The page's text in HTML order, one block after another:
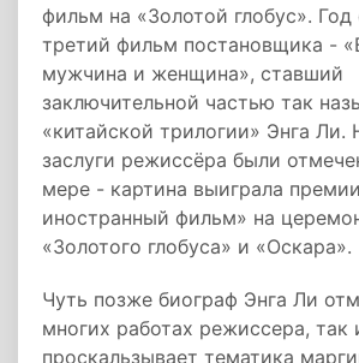
фильм на «Золотой глобус».
третий фильм постановщика -
мужчина и женщина», ставший
заключительной частью так
«китайской трилогии» Энга Ли.
заслуги режиссёра были
мере - картина выиграла
иностранный фильм» на
«Золотого глобуса» и «Оскара».
Чуть позже биограф Энга Ли
многих работах режиссера, так
проскальзывает тематика